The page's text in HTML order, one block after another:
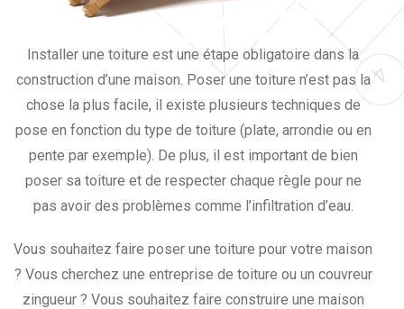
Installer une toiture est une étape obligatoire dans la
construction d’une maison. Poser une toiture n’est pas la
chose la plus facile, il existe plusieurs techniques de
pose en fonction du type de toiture (plate, arrondie ou en
pente par exemple). De plus, il est important de bien
poser sa toiture et de respecter chaque règle pour ne
pas avoir des problèmes comme l’infiltration d’eau.
Vous souhaitez faire poser une toiture pour votre maison
? Vous cherchez une entreprise de toiture ou un couvreur
zingueur ? Vous souhaitez faire construire une maison